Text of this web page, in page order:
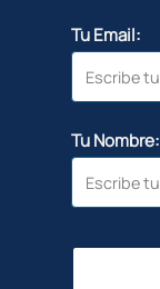
Tu Email:
Tu Nombre: